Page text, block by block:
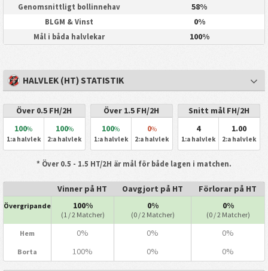
Genomsnittligt bollinnehav 58%
BLGM & Vinst 0%
Mål i båda halvlekar 100%
HALVLEK (HT) STATISTIK
Över 0.5 FH/2H
100%
1:a halvlek
100%
2:a halvlek
Över 1.5 FH/2H
100%
1:a halvlek
0%
2:a halvlek
Snitt mål FH/2H
4
1:a halvlek
1.00
2:a halvlek
* Över 0.5 - 1.5 HT/2H är mål för både lagen i matchen.
Vinner på HT Oavgjort på HT Förlorar på HT
Övergripande 100%
(1 / 2 Matcher)
0%
(0 / 2 Matcher)
0%
(0 / 2 Matcher)
Hem 0% 0% 0%
Borta 100% 0% 0%